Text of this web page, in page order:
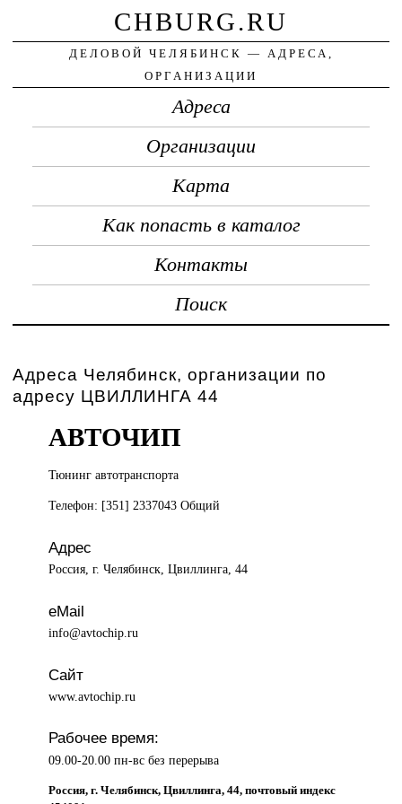
CHBURG.RU
ДЕЛОВОЙ ЧЕЛЯБИНСК — АДРЕСА,
ОРГАНИЗАЦИИ
Адреса
Организации
Карта
Как попасть в каталог
Контакты
Поиск
Адреса Челябинск, организации по
адресу ЦВИЛЛИНГА 44
АВТОЧИП
Тюнинг автотранспорта
Телефон: [351] 2337043 Общий
Адрес
Россия, г. Челябинск, Цвиллинга, 44
eMail
info@avtochip.ru
Сайт
www.avtochip.ru
Рабочее время:
09.00-20.00 пн-вс без перерыва
Россия, г. Челябинск, Цвиллинга, 44, почтовый индекс